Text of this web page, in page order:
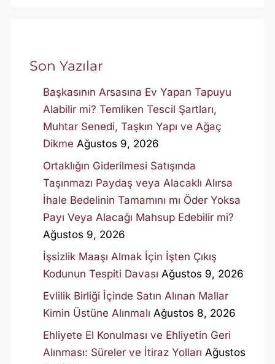
Son Yazılar
Başkasının Arsasına Ev Yapan Tapuyu
Alabilir mi? Temliken Tescil Şartları,
Muhtar Senedi, Taşkın Yapı ve Ağaç
Dikme Ağustos 9, 2026
Ortaklığın Giderilmesi Satışında
Taşınmazı Paydaş veya Alacaklı Alırsa
İhale Bedelinin Tamamını mı Öder Yoksa
Payı Veya Alacağı Mahsup Edebilir mi?
Ağustos 9, 2026
İşsizlik Maaşı Almak İçin İşten Çıkış
Kodunun Tespiti Davası Ağustos 9, 2026
Evlilik Birliği İçinde Satın Alınan Mallar
Kimin Üstüne Alınmalı Ağustos 8, 2026
Ehliyete El Konulması ve Ehliyetin Geri
Alınması: Süreler ve İtiraz Yolları Ağustos